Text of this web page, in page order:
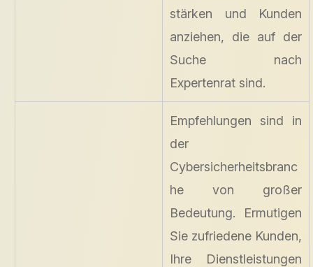
stärken und Kunden
anziehen, die auf der
Suche nach
Expertenrat sind.
Empfehlungen sind in
der
Cybersicherheitsbranc
he von großer
Bedeutung. Ermutigen
Sie zufriedene Kunden,
Ihre Dienstleistungen